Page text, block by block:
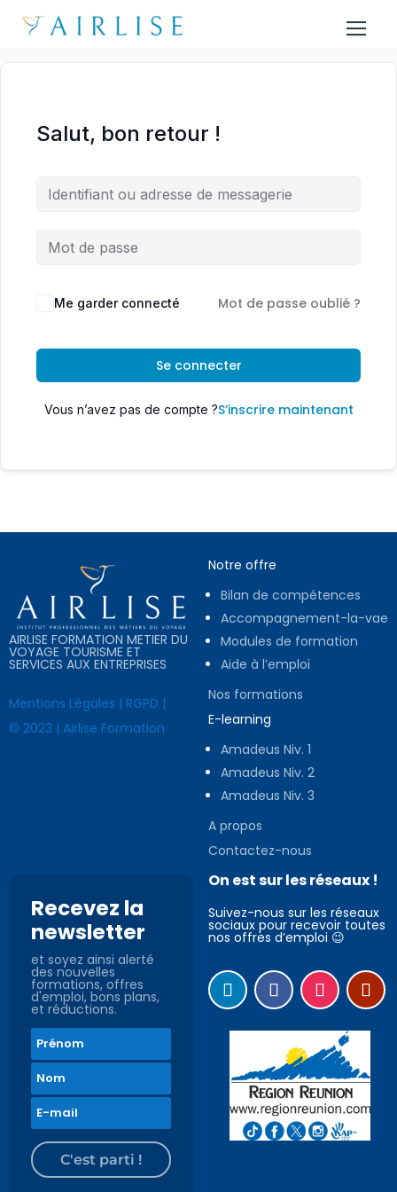
Salut, bon retour !
Me garder connecté Mot de passe oublié ?
Se connecter
Vous n’avez pas de compte ?S’inscrire maintenant
AIRLISE FORMATION METIER DU
VOYAGE TOURISME ET
SERVICES AUX ENTREPRISES
Mentions Légales | RGPD |
© 2023 | Airlise Formation
Notre offre
Bilan de compétences
Accompagnement-la-vae
Modules de formation
Aide à l’emploi
Nos formations
E-learning
Amadeus Niv. 1
Amadeus Niv. 2
Amadeus Niv. 3
A propos
Contactez-nous
Recevez la
newsletter
et soyez ainsi alerté
des nouvelles
formations, offres
d'emploi, bons plans,
et réductions.
C'est parti !
On est sur les réseaux !
Suivez-nous sur les réseaux
sociaux pour recevoir toutes
nos offres d’emploi 😉